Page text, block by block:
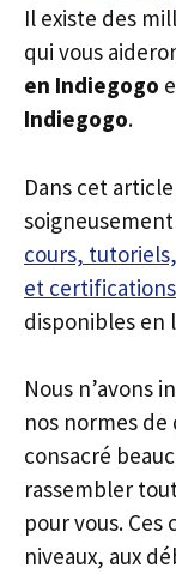
Il existe des
qui vous
en Indiegogo
Indiegogo.
Dans cet
cours,
et
disponibles en
Nous n’avons
nos normes de
consacré
rassembler
pour vous. Ces
niveaux, aux